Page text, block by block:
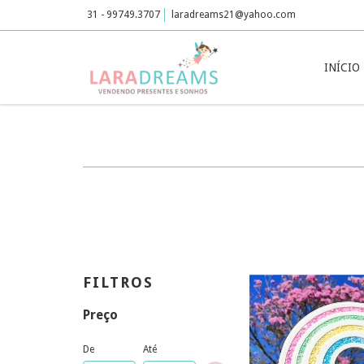
31 - 99749.3707 laradreams21@yahoo.com
INÍCIO
FILTROS
Preço
De Até